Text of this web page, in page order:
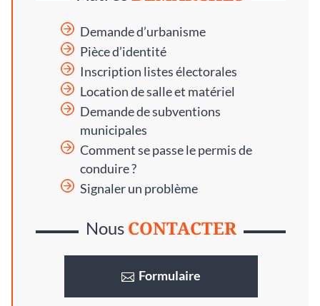
Demande d’urbanisme
Pièce d’identité
Inscription listes électorales
Location de salle et matériel
Demande de subventions
municipales
Comment se passe le permis de
conduire ?
Signaler un problème
Nous CONTACTER
Formulaire